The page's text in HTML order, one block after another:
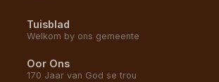
Tuisblad
Welkom by ons gemeente
Oor Ons
170 Jaar van God se trou